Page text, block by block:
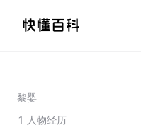
黎婴
1 人物经历